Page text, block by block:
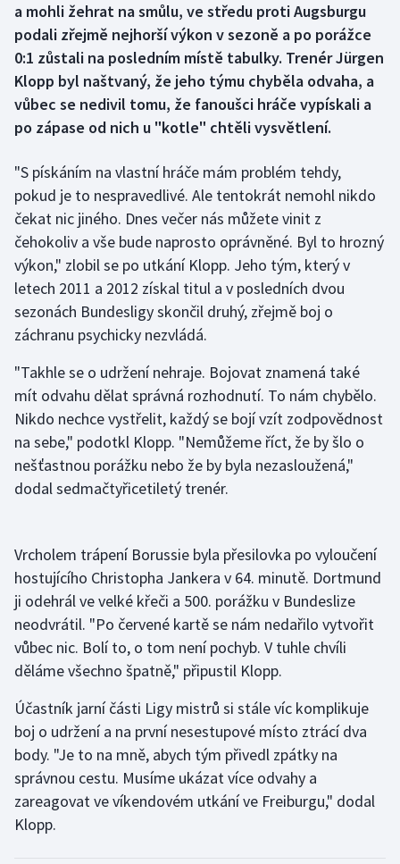
Curling
Dostihy
Florbal
Golf
Gymnastika
Házená
Jezdectví
Krasobruslení
Lezení
Lyže a snowboard
Motorsport
Olympijské hry
Parasport
Plavání
Plážový volejbal
Ragby
Rychlobruslení
a mohli žehrat na smůlu, ve středu proti Augsburgu
podali zřejmě nejhorší výkon v sezoně a po porážce
0:1 zůstali na posledním místě tabulky. Trenér Jürgen
Klopp byl naštvaný, že jeho týmu chyběla odvaha, a
vůbec se nedivil tomu, že fanoušci hráče vypískali a
po zápase od nich u "kotle" chtěli vysvětlení.
"S pískáním na vlastní hráče mám problém tehdy,
pokud je to nespravedlivé. Ale tentokrát nemohl nikdo
čekat nic jiného. Dnes večer nás můžete vinit z
čehokoliv a vše bude naprosto oprávněné. Byl to hrozný
výkon," zlobil se po utkání Klopp. Jeho tým, který v
letech 2011 a 2012 získal titul a v posledních dvou
sezonách Bundesligy skončil druhý, zřejmě boj o
záchranu psychicky nezvládá.
"Takhle se o udržení nehraje. Bojovat znamená také
mít odvahu dělat správná rozhodnutí. To nám chybělo.
Nikdo nechce vystřelit, každý se bojí vzít zodpovědnost
na sebe," podotkl Klopp. "Nemůžeme říct, že by šlo o
nešťastnou porážku nebo že by byla nezasloužená,"
dodal sedmačtyřicetiletý trenér.
Vrcholem trápení Borussie byla přesilovka po vyloučení
hostujícího Christopha Jankera v 64. minutě. Dortmund
ji odehrál ve velké křeči a 500. porážku v Bundeslize
neodvrátil. "Po červené kartě se nám nedařilo vytvořit
vůbec nic. Bolí to, o tom není pochyb. V tuhle chvíli
děláme všechno špatně," připustil Klopp.
Účastník jarní části Ligy mistrů si stále víc komplikuje
boj o udržení a na první nesestupové místo ztrácí dva
body. "Je to na mně, abych tým přivedl zpátky na
správnou cestu. Musíme ukázat více odvahy a
zareagovat ve víkendovém utkání ve Freiburgu," dodal
Klopp.